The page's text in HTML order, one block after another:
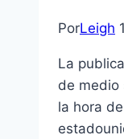
PorLeigh
La
de medio
la hora